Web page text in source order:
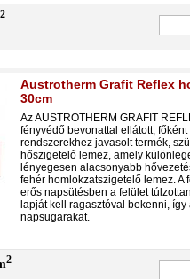
2
Austrotherm Grafit Reflex
30cm
Az AUSTROTHERM GRAFIT
fényvédő bevonattal ellátott,
rendszerekhez javasolt termék,
hőszigetelő lemez, amely
lényegesen alacsonyabb
fehér homlokzatszigetelő lemez. A
erős napsütésben a felület
lapját kell ragasztóval bekenni,
napsugarakat.
2